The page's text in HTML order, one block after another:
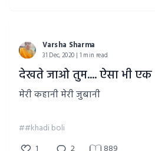
Varsha Sharma
31 Dec, 2020 | 1 min read
मेरी कहानी मेरी जुबानी
##khadi boli